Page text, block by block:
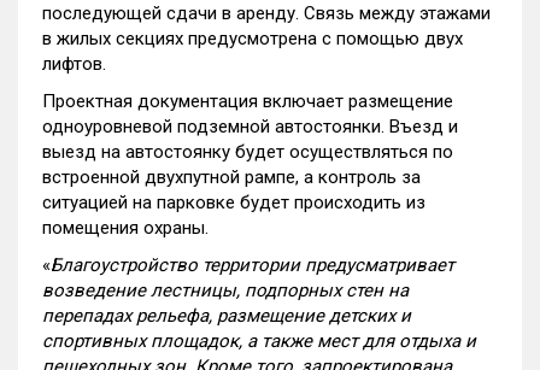
последующей сдачи в аренду. Связь между этажами
в жилых секциях предусмотрена с помощью двух
лифтов.
Проектная документация включает размещение
одноуровневой подземной автостоянки. Въезд и
выезд на автостоянку будет осуществляться по
встроенной двухпутной рампе, а контроль за
ситуацией на парковке будет происходить из
помещения охраны.
«Благоустройство территории предусматривает
возведение лестницы, подпорных стен на
перепадах рельефа, размещение детских и
спортивных площадок, а также мест для отдыха и